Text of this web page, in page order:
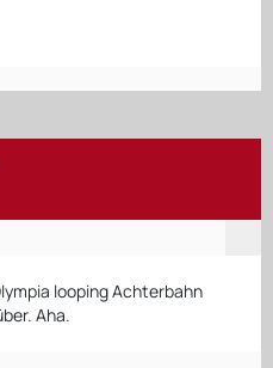
looping Achterbahn
Aha.